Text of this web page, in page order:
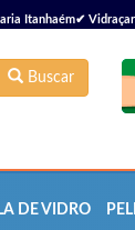
Itanhaém✔
Buscar
DE VIDRO